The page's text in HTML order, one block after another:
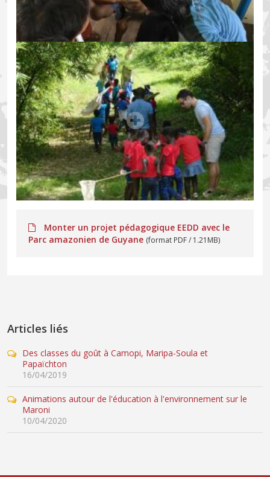
Monter un projet pédagogique EEDD avec le
Parc amazonien de Guyane (format PDF / 1.21MB)
Articles liés
Des classes du goût à Camopi, Maripa-Soula et
Papaïchton
16/04/2019
Animations autour de l'éducation à l'environnement sur le
Maroni
10/04/2020